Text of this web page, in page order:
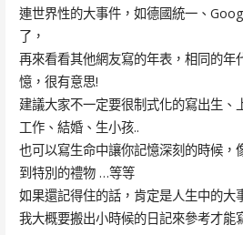
連世界性的大事件，如德國統一、
了，
再來看看其他網友寫的年表，相同的年
憶，很有意思!
建議大家不一定要很制式化的寫出生
工作、結婚、生小孩..
也可以寫生命中讓你記憶深刻的時候，
到特別的禮物 …等等
如果還記得住的話，肯定是人生中的大
我大概要搬出小時候的日記來參考才能